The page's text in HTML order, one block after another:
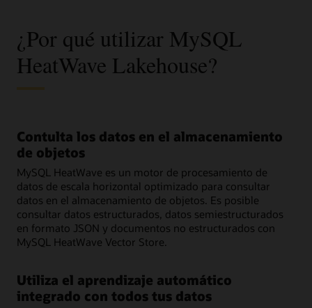
¿Por qué utilizar MySQL
HeatWave Lakehouse?
Contulta los datos en el almacenamiento
de objetos
MySQL HeatWave es un motor de procesamiento de
datos de escala horizontal optimizado para consultar
datos en el almacenamiento de objetos. Es posible
consultar datos estructurados, datos semiestructurados
en formato JSON y documentos no estructurados con
MySQL HeatWave Vector Store.
Utiliza el aprendizaje automático
integrado con todos tus datos